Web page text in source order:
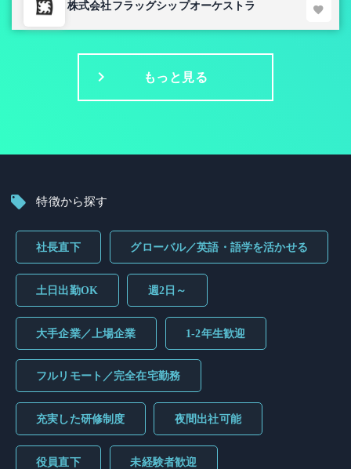
株式会社フラッグシップオーケストラ
もっと見る
特徴から探す
社長直下 グローバル／英語・語学を活かせる
土日出勤OK 週2日～
大手企業／上場企業 1-2年生歓迎
フルリモート／完全在宅勤務
充実した研修制度 夜間出社可能
役員直下 未経験者歓迎